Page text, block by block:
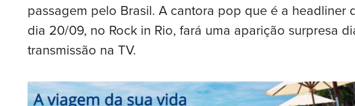
passagem pelo Brasil. A cantora pop que é a headliner
dia 20/09, no Rock in Rio, fará uma aparição surpresa
transmissão na TV.